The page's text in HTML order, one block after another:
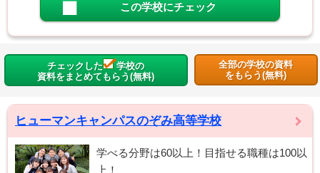
この学校にチェック
チェックした
学校の
資料をまとめてもらう(無料)
全部の学校の資料
をもらう(無料)
ヒューマンキャンパスのぞみ高等学校
学べる分野は60以上！目指せる職種は100以
上！